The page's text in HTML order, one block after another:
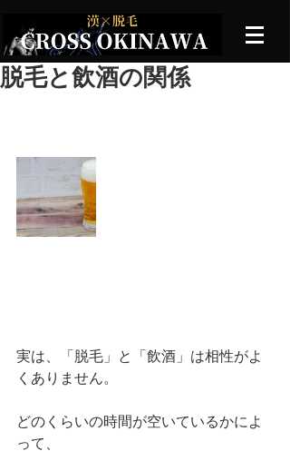
脱毛と飲酒の関係
実は、「脱毛」と「飲酒」は相性がよ
くありません。
どのくらいの時間が空いているかによ
って、